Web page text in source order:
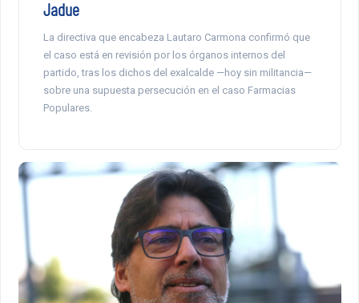
Jadue
La directiva que encabeza Lautaro Carmona confirmó que
el caso está en revisión por los órganos internos del
partido, tras los dichos del exalcalde —hoy sin militancia—
sobre una supuesta persecución en el caso Farmacias
Populares.